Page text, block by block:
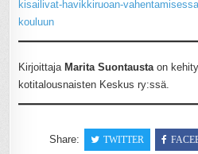
kisailivat-havikkiruoan-
kouluun
Kirjoittaja Marita Suontaustaon
kotitalousnaisten Keskus ry:ssä.
Share: TWITTER